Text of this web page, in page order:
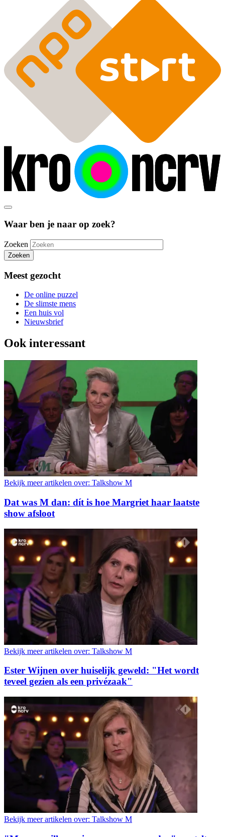
Waar ben je naar op zoek?
Zoeken
Zoeken
Meest gezocht
De online puzzel
De slimste mens
Een huis vol
Nieuwsbrief
Ook interessant
Bekijk meer artikelen over: Talkshow M
Dat was M dan: dít is hoe Margriet haar laatste
show afsloot
Bekijk meer artikelen over: Talkshow M
Ester Wijnen over huiselijk geweld: "Het wordt
teveel gezien als een privézaak"
Bekijk meer artikelen over: Talkshow M